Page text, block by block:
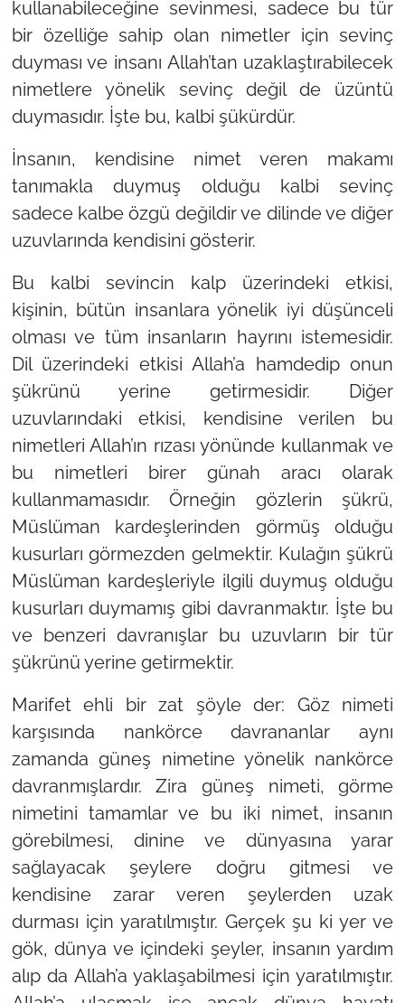
kullanabileceğine sevinmesi, sadece bu tür
bir özelliğe sahip olan nimetler için sevinç
duyması ve insanı Allah’tan uzaklaştırabilecek
nimetlere yönelik sevinç değil de üzüntü
duymasıdır. İşte bu, kalbi şükürdür.
İnsanın, kendisine nimet veren makamı
tanımakla duymuş olduğu kalbi sevinç
sadece kalbe özgü değildir ve dilinde ve diğer
uzuvlarında kendisini gösterir.
Bu kalbi sevincin kalp üzerindeki etkisi,
kişinin, bütün insanlara yönelik iyi düşünceli
olması ve tüm insanların hayrını istemesidir.
Dil üzerindeki etkisi Allah’a hamdedip onun
şükrünü yerine getirmesidir. Diğer
uzuvlarındaki etkisi, kendisine verilen bu
nimetleri Allah’ın rızası yönünde kullanmak ve
bu nimetleri birer günah aracı olarak
kullanmamasıdır. Örneğin gözlerin şükrü,
Müslüman kardeşlerinden görmüş olduğu
kusurları görmezden gelmektir. Kulağın şükrü
Müslüman kardeşleriyle ilgili duymuş olduğu
kusurları duymamış gibi davranmaktır. İşte bu
ve benzeri davranışlar bu uzuvların bir tür
şükrünü yerine getirmektir.
Marifet ehli bir zat şöyle der: Göz nimeti
karşısında nankörce davrananlar aynı
zamanda güneş nimetine yönelik nankörce
davranmışlardır. Zira güneş nimeti, görme
nimetini tamamlar ve bu iki nimet, insanın
görebilmesi, dinine ve dünyasına yarar
sağlayacak şeylere doğru gitmesi ve
kendisine zarar veren şeylerden uzak
durması için yaratılmıştır. Gerçek şu ki yer ve
gök, dünya ve içindeki şeyler, insanın yardım
alıp da Allah’a yaklaşabilmesi için yaratılmıştır.